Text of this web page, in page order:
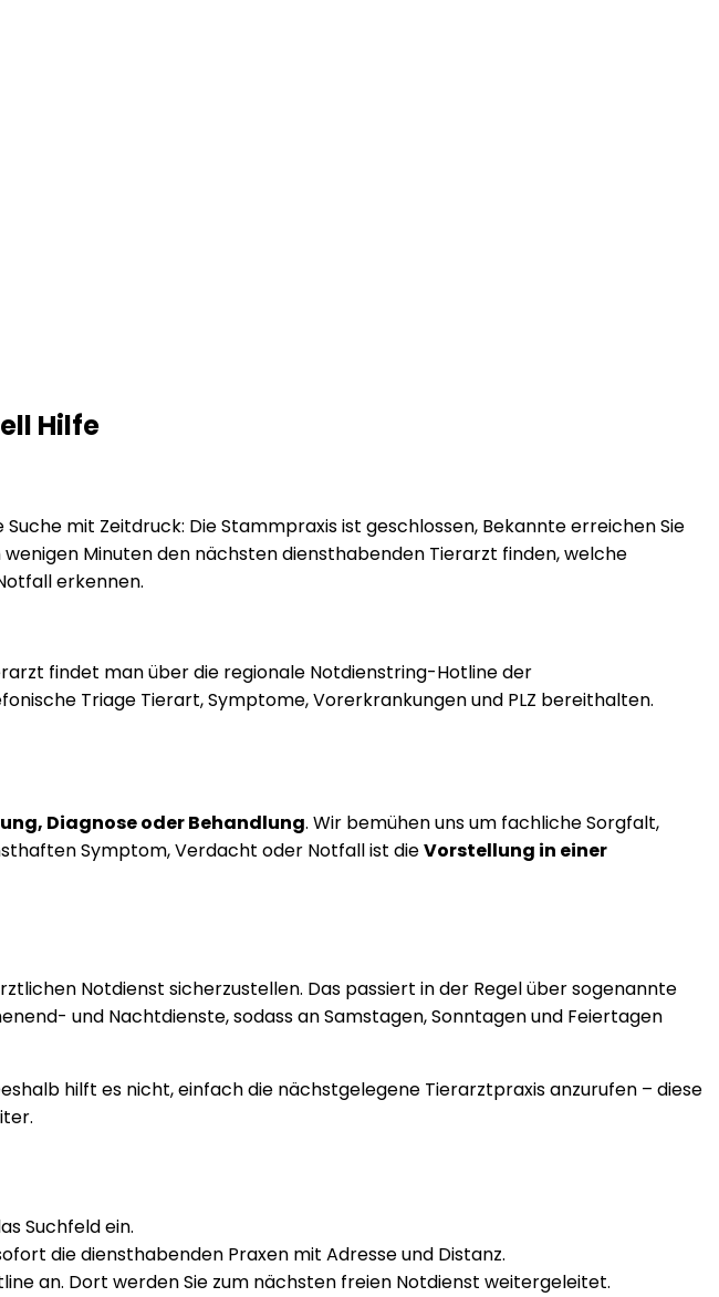
Hilfe
mit Zeitdruck: Die Stammpraxis ist geschlossen, Bekannte erreichen Sie
Minuten den nächsten diensthabenden Tierarzt finden, welche
erkennen.
findet man über die regionale Notdienstring-Hotline der
Triage Tierart, Symptome, Vorerkrankungen und PLZ bereithalten.
Diagnose oder Behandlung. Wir bemühen uns um fachliche Sorgfalt,
Symptom, Verdacht oder Notfall ist dieVorstellung in einer
Notdienst sicherzustellen. Das passiert in der Regel über sogenannte
und Nachtdienste, sodass an Samstagen, Sonntagen und Feiertagen
hilft es nicht, einfach die nächstgelegene Tierarztpraxis anzurufen – diese
Suchfeld ein.
die diensthabenden Praxen mit Adresse und Distanz.
an. Dort werden Sie zum nächsten freien Notdienst weitergeleitet.